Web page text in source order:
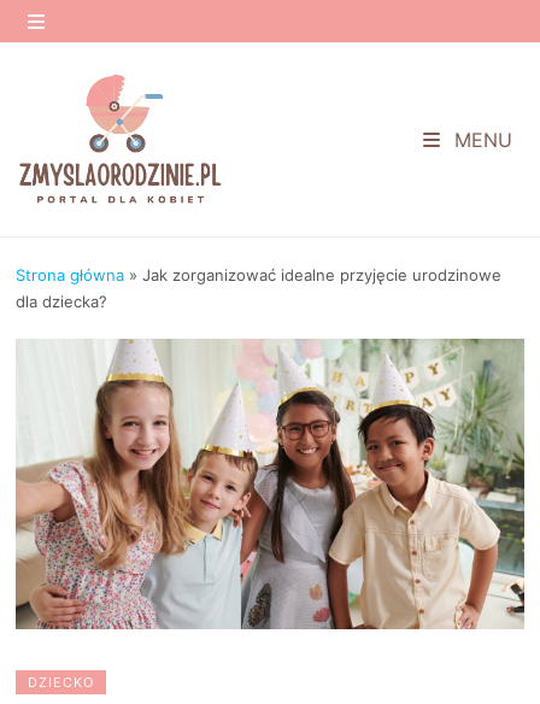
Przejdź
do
MENU
MENU
Strona główna »Jak zorganizować idealne przyjęcie urodzinowe
dla dziecka?
DZIECKO